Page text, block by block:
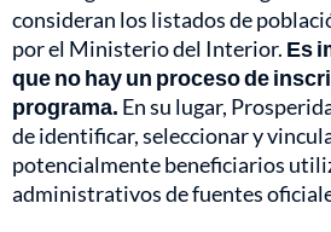
consideran los listados de
por el Ministerio del Interior. Es
que no hay un proceso de
programa. En su lugar,
de identificar, seleccionar y
potencialmente beneficiarios
administrativos de fuentes